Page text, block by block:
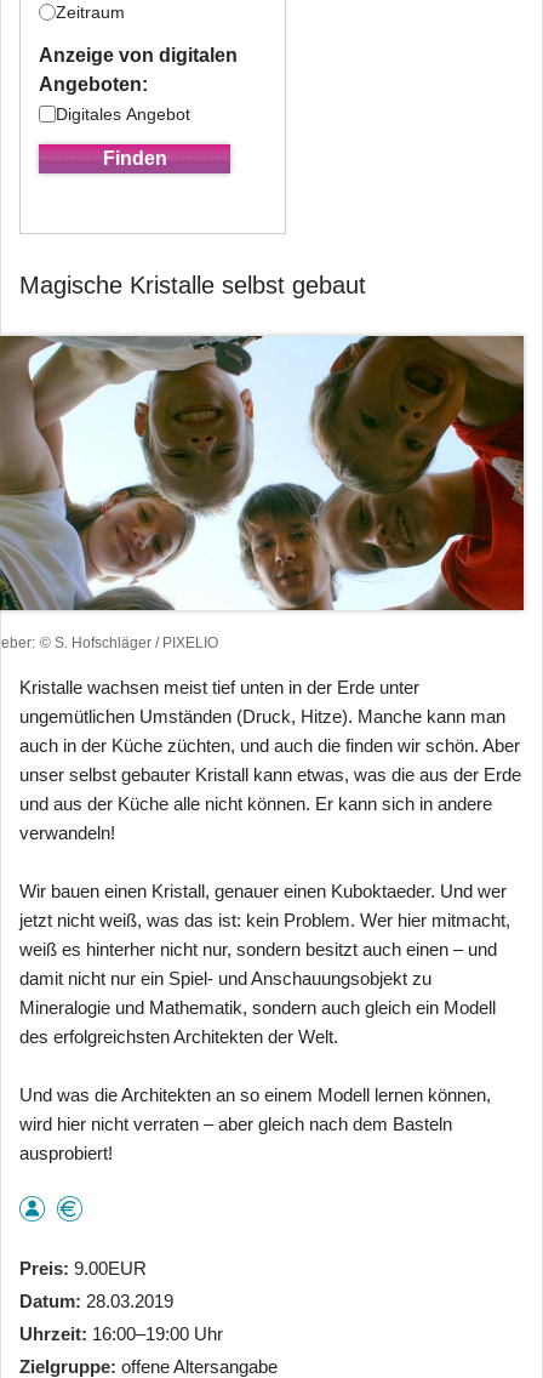
Zeitraum
Anzeige von digitalen
Angeboten:
Digitales Angebot
Magische Kristalle selbst gebaut
© S. Hofschläger / PIXELIO
Kristalle wachsen meist tief unten in der Erde unter
ungemütlichen Umständen (Druck, Hitze). Manche kann man
auch in der Küche züchten, und auch die finden wir schön. Aber
unser selbst gebauter Kristall kann etwas, was die aus der Erde
und aus der Küche alle nicht können. Er kann sich in andere
verwandeln!
Wir bauen einen Kristall, genauer einen Kuboktaeder. Und wer
jetzt nicht weiß, was das ist: kein Problem. Wer hier mitmacht,
weiß es hinterher nicht nur, sondern besitzt auch einen – und
damit nicht nur ein Spiel- und Anschauungsobjekt zu
Mineralogie und Mathematik, sondern auch gleich ein Modell
des erfolgreichsten Architekten der Welt.
Und was die Architekten an so einem Modell lernen können,
wird hier nicht verraten – aber gleich nach dem Basteln
ausprobiert!
Preis 9.00EUR
Datum 28.03.2019
Uhrzeit 16:00–19:00 Uhr
Zielgruppe offene Altersangabe